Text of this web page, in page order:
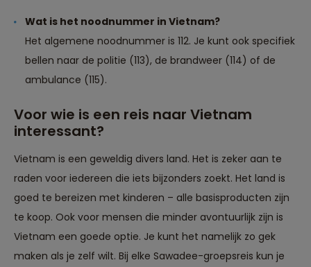
Wat is het noodnummer in Vietnam?
Het algemene noodnummer is 112. Je kunt ook specifiek
bellen naar de politie (113), de brandweer (114) of de
ambulance (115).
Voor wie is een reis naar Vietnam
interessant?
Vietnam is een geweldig divers land. Het is zeker aan te
raden voor iedereen die iets bijzonders zoekt. Het land is
goed te bereizen met kinderen – alle basisproducten zijn
te koop. Ook voor mensen die minder avontuurlijk zijn is
Vietnam een goede optie. Je kunt het namelijk zo gek
maken als je zelf wilt. Bij elke Sawadee-groepsreis kun je